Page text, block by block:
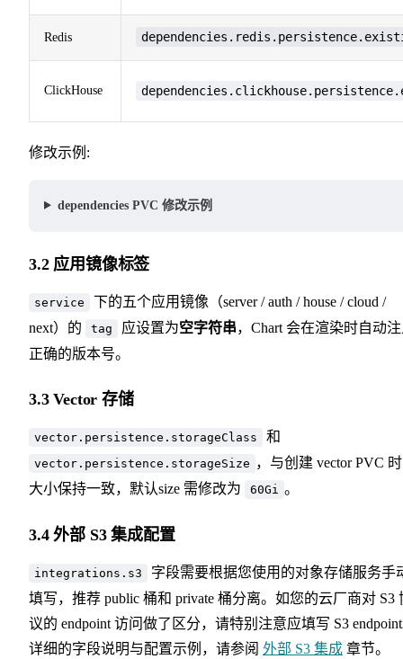
Redis
ClickHouse
修改示例:
dependencies PVC 修改示例
3.2 应用镜像标签
service
下的五个应用镜像（server / auth / house / cloud /
next）的
tag 应设置为空字符串，Chart 会在渲染时自动
正确的版本号。
3.3 Vector 存储
vector.persistence.storageClass 和
vector.persistence.storageSize ，与创建 vector PVC
大小保持一致，默认size 需修改为
60Gi 。
3.4 外部 S3 集成配置
integrations.s3
字段需要根据您使用的对象存储服务手
填写，推荐 public 桶和 private 桶分离。如您的云厂商对 S3
议的 endpoint 访问做了区分，请特别注意应填写 S3
详细的字段说明与配置示例，请参阅 外部 S3 集成 章节。